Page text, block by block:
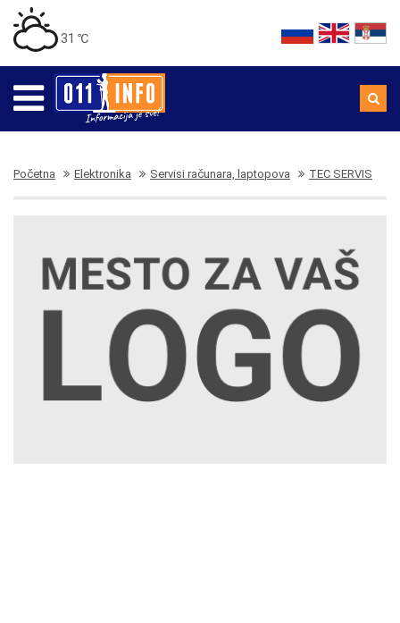
31 ℃
Početna Elektronika Servisi računara, laptopova TEC SERVIS